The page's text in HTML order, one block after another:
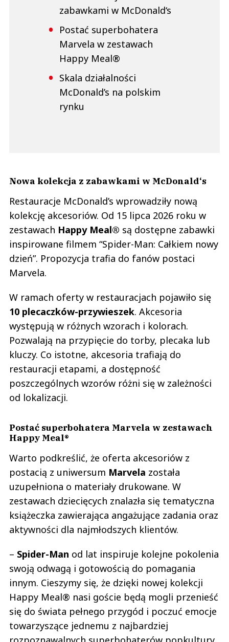
zabawkami w McDonald‘s
Postać superbohatera
Marvela w zestawach
Happy Meal®
Skala działalności
McDonald’s na polskim
rynku
Nowa kolekcja z zabawkami w McDonald‘s
Restauracje McDonald’s wprowadziły nową
kolekcję akcesoriów. Od 15 lipca 2026 roku w
zestawach Happy Meal® są dostępne zabawki
inspirowane filmem “Spider-Man: Całkiem nowy
dzień”. Propozycja trafia do fanów postaci
Marvela.
W ramach oferty w restauracjach pojawiło się
10 plecaczków-przywieszek. Akcesoria
występują w różnych wzorach i kolorach.
Pozwalają na przypięcie do torby, plecaka lub
kluczy. Co istotne, akcesoria trafiają do
restauracji etapami, a dostępność
poszczególnych wzorów różni się w zależności
od lokalizacji.
Postać superbohatera Marvela w zestawach
Happy Meal®
Warto podkreślić, że oferta akcesoriów z
postacią z uniwersum Marvela została
uzupełniona o materiały drukowane. W
zestawach dziecięcych znalazła się tematyczna
książeczka zawierająca angażujące zadania oraz
aktywności dla najmłodszych klientów.
– Spider-Man od lat inspiruje kolejne pokolenia
swoją odwagą i gotowością do pomagania
innym. Cieszymy się, że dzięki nowej kolekcji
Happy Meal® nasi goście będą mogli przenieść
się do świata pełnego przygód i poczuć emocje
towarzyszące jednemu z najbardziej